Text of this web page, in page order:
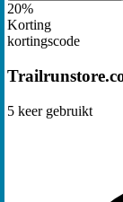
20%
Korting
kortingscode
5 keer gebruikt